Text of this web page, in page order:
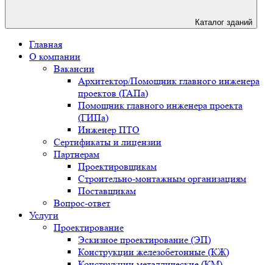
Каталог зданий
Главная
О компании
Вакансии
Архитектор/Помощник главного инженера
проектов (ГАПа)
Помощник главного инженера проекта
(ГИПа)
Инженер ПТО
Сертификаты и лицензии
Партнерам
Проектировщикам
Строительно-монтажным организациям
Поставщикам
Вопрос-ответ
Услуги
Проектирование
Эскизное проектирование (ЭП)
Конструкции железобетонные (КЖ)